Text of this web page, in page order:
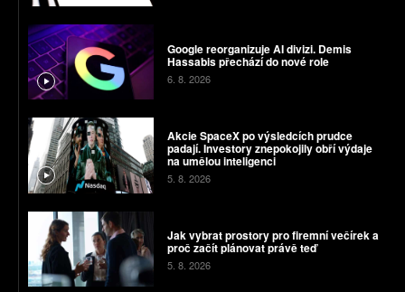
Google reorganizuje AI divizi. Demis
Hassabis přechází do nové role
6. 8. 2026
Akcie SpaceX po výsledcích prudce
padají. Investory znepokojily obří výdaje
na umělou inteligenci
5. 8. 2026
Jak vybrat prostory pro firemní večírek a
proč začít plánovat právě teď
5. 8. 2026